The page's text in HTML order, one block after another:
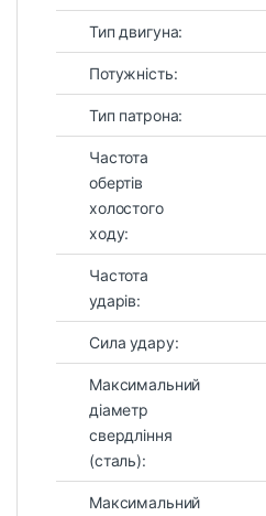
Тип двигуна:
Потужність:
Тип патрона:
Частота
обертів
холостого
ходу:
Частота
ударів:
Сила удару:
Максимальний
діаметр
свердління
(сталь):
Максимальний